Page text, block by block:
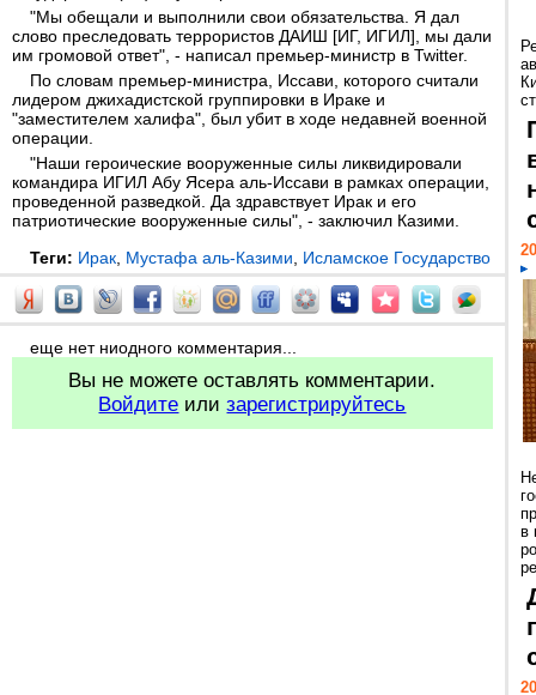
"Мы обещали и выполнили свои обязательства. Я дал
слово преследовать террористов ДАИШ [ИГ, ИГИЛ], мы дали
им громовой ответ", - написал премьер-министр в Twitter.
По словам премьер-министра, Иссави, которого считали
лидером джихадистской группировки в Ираке и
"заместителем халифа", был убит в ходе недавней военной
операции.
"Наши героические вооруженные силы ликвидировали
командира ИГИЛ Абу Ясера аль-Иссави в рамках операции,
проведенной разведкой. Да здравствует Ирак и его
патриотические вооруженные силы", - заключил Казими.
Теги: Ирак Мустафа аль-Казими Исламское Государство
еще нет ниодного комментария...
Вы не можете оставлять комментарии.
Войдите илизарегистрируйтесь
в